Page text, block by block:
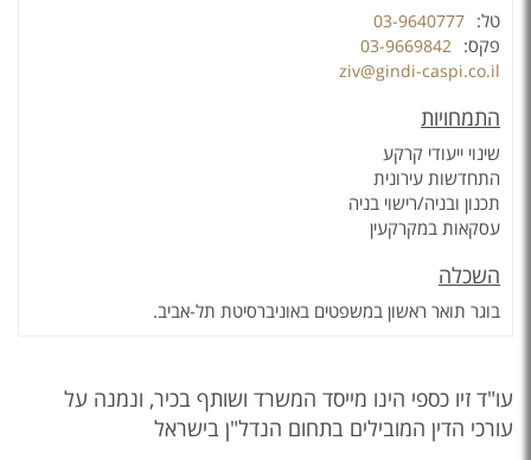
טל: 03-9640777
פקס: 03-9669842
ziv@gindi-caspi.co.il
התמחויות
שינוי ייעודי קרקע
התחדשות עירונית
תכנון ובניה/רישוי בניה
עסקאות במקרקעין
השכלה
בוגר תואר ראשון במשפטים באוניברסיטת תל-אביב.
עו"ד זיו כספי הינו מייסד המשרד ושותף בכיר, ונמנה על
עורכי הדין המובילים בתחום הנדל"ן בישראל